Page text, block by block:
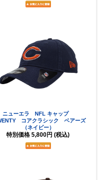
ニューエラ NFL キャップ
コアクラシック ベアーズ
（ネイビー）
特別価格 5,800円 (税込)